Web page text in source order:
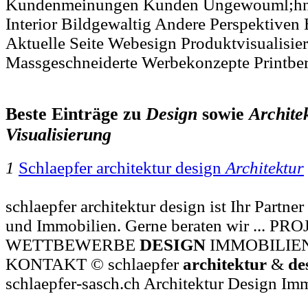
Kundenmeinungen Kunden
Interior Bildgewaltig Andere Perspektiven
Aktuelle Seite Webesign
Massgeschneiderte Werbekonzepte
Beste Einträge zuDesign sowie
Visualisierung
1 Schlaepfer architektur design Architektur
schlaepfer architektur design ist Ihr
und Immobilien. Gerne beraten wir ...
WETTBEWERBE DESIGN
KONTAKT © schlaepferarchitektur &
schlaepfer-sasch.ch Architektur Design